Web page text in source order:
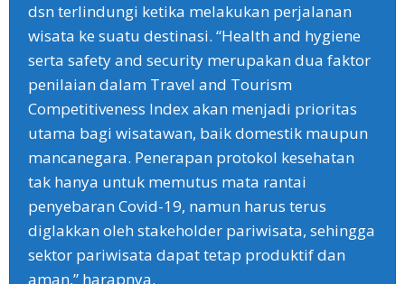
dsn terlindungi ketika melakukan perjalanan
wisata ke suatu destinasi. “Health and hygiene
serta safety and security merupakan dua faktor
penilaian dalam Travel and Tourism
Competitiveness Index akan menjadi prioritas
utama bagi wisatawan, baik domestik maupun
mancanegara. Penerapan protokol kesehatan
tak hanya untuk memutus mata rantai
penyebaran Covid-19, namun harus terus
diglakkan oleh stakeholder pariwisata, sehingga
sektor pariwisata dapat tetap produktif dan
aman,” harapnya.